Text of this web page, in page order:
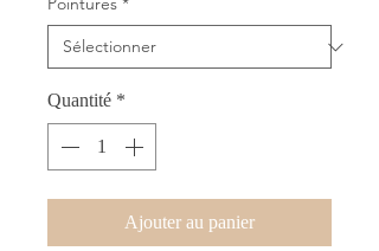
Quantité *
Ajouter au panier